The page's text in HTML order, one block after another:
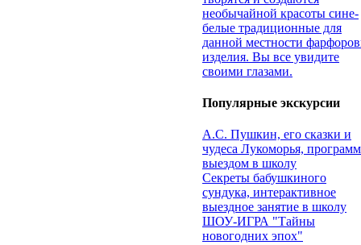
необычайной красоты сине-
белые традиционные для
данной местности
изделия. Вы все увидите
своими глазами.
Популярные экскурсии
А.С. Пушкин, его сказки и
чудеса Лукоморья,
выездом в школу
Секреты бабушкиного
сундука, интерактивное
выездное занятие в школу
ШОУ-ИГРА "Тайны
новогодних эпох"